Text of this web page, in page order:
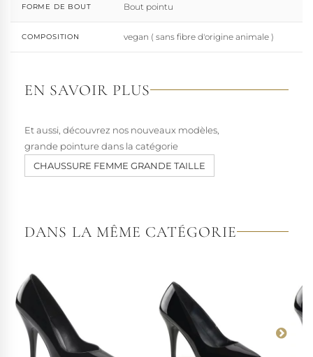
FORME DE BOUT Bout pointu
COMPOSITION vegan ( sans fibre d'origine animale )
EN SAVOIR PLUS
Et aussi, découvrez nos nouveaux modèles,
grande pointure dans la catégorie
CHAUSSURE FEMME GRANDE TAILLE
DANS LA MÊME CATÉGORIE